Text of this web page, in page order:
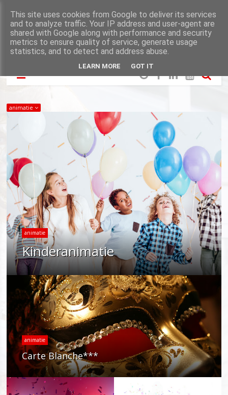
animatie
animatie
Kinderanimatie
animatie
Carte Blanche***
This site uses cookies from Google to deliver its services
and to analyze traffic. Your IP address and user-agent are
shared with Google along with performance and security
metrics to ensure quality of service, generate usage
statistics, and to detect and address abuse.
LEARN MORE GOT IT